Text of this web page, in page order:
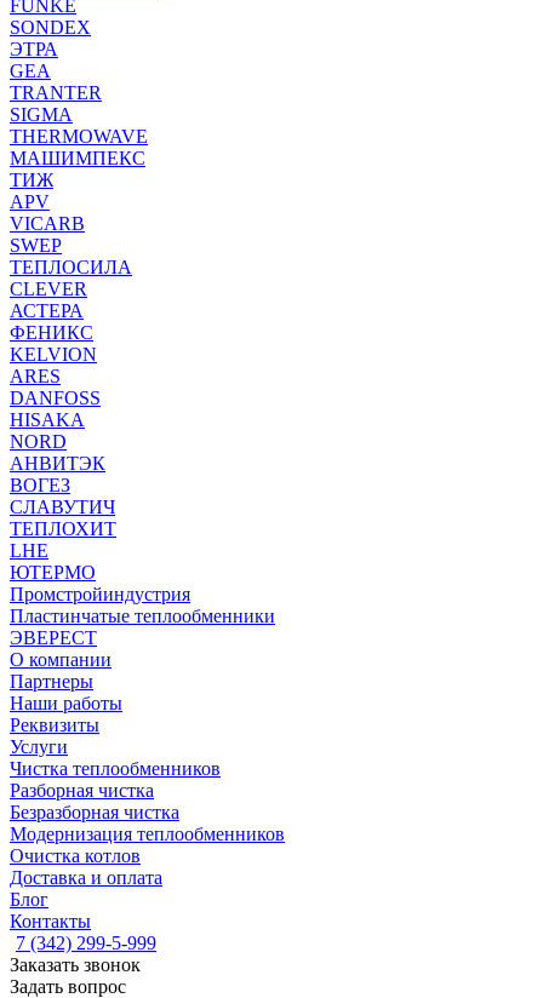
FUNKE
SONDEX
ЭТРА
GEA
TRANTER
SIGMA
THERMOWAVE
МАШИМПЕКС
ТИЖ
APV
VICARB
SWEP
ТЕПЛОСИЛА
CLEVER
АСТЕРА
ФЕНИКС
KELVION
ARES
DANFOSS
HISAKA
NORD
АНВИТЭК
ВОГЕЗ
СЛАВУТИЧ
ТЕПЛОХИТ
LHE
ЮТЕРМО
Промстройиндустрия
Пластинчатые теплообменники
ЭВЕРЕСТ
О компании
Партнеры
Наши работы
Реквизиты
Услуги
Чистка теплообменников
Разборная чистка
Безразборная чистка
Модернизация теплообменников
Очистка котлов
Доставка и оплата
Блог
Контакты
7 (342) 299-5-999
Заказать звонок
Задать вопрос